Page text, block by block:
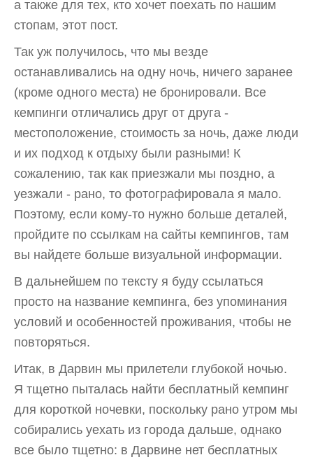
а также для тех, кто хочет поехать по нашим
стопам, этот пост.
Так уж получилось, что мы везде
останавливались на одну ночь, ничего заранее
(кроме одного места) не бронировали. Все
кемпинги отличались друг от друга -
местоположение, стоимость за ночь, даже люди
и их подход к отдыху были разными! К
сожалению, так как приезжали мы поздно, а
уезжали - рано, то фотографировала я мало.
Поэтому, если кому-то нужно больше деталей,
пройдите по ссылкам на сайты кемпингов, там
вы найдете больше визуальной информации.
В дальнейшем по тексту я буду ссылаться
просто на название кемпинга, без упоминания
условий и особенностей проживания, чтобы не
повторяться.
Итак, в Дарвин мы прилетели глубокой ночью.
Я тщетно пыталась найти бесплатный кемпинг
для короткой ночевки, поскольку рано утром мы
собирались уехать из города дальше, однако
все было тщетно: в Дарвине нет бесплатных